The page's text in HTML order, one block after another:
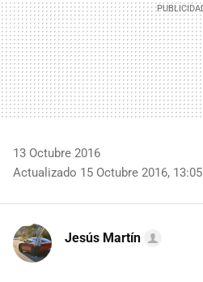
13 Octubre 2016
Actualizado 15 Octubre 2016, 13:05
Jesús Martín